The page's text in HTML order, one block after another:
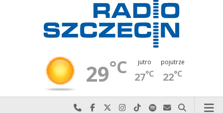
29°C jutro
27°C
pojutrze
22°C
Najlepiej po prostu do nas zadzwoń
Odwiedź nas na Facebook-u
Odwiedź nas na X
Odwiedź nas na Instagram-ie
Odwiedź nas na TikTok-u
Szukaj nas na Spotify
Wyślij do nas
Szukaj